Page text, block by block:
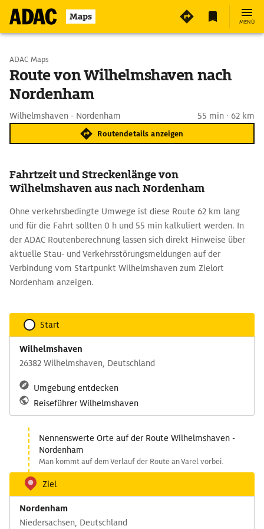
Maps MENÜ
Start wählen
Ziel eingeben
ADAC Maps
Route von Wilhelmshaven nach
Nordenham
Wilhelmshaven - Nordenham 55 min · 62 km
Routendetails anzeigen
Fahrtzeit und Streckenlänge von
Wilhelmshaven aus nach Nordenham
Ohne verkehrsbedingte Umwege ist diese Route 62 km lang
und für die Fahrt sollten 0 h und 55 min kalkuliert werden. In
der ADAC Routenberechnung lassen sich direkt Hinweise über
aktuelle Stau- und Verkehrsstörungsmeldungen auf der
Verbindung vom Startpunkt Wilhelmshaven zum Zielort
Nordenham anzeigen.
Start
Wilhelmshaven
26382 Wilhelmshaven, Deutschland
Umgebung entdecken
Reiseführer Wilhelmshaven
Nennenswerte Orte auf der Route Wilhelmshaven -
Nordenham
Man kommt auf dem Verlauf der Route an Varel vorbei.
Ziel
Nordenham
Niedersachsen, Deutschland